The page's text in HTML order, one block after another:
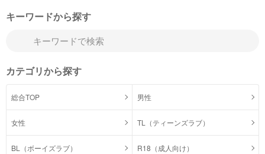
キーワードから探す
カテゴリから探す
総合TOP 男性
女性 TL（ティーンズラブ）
BL（ボーイズラブ） R18（成人向け）